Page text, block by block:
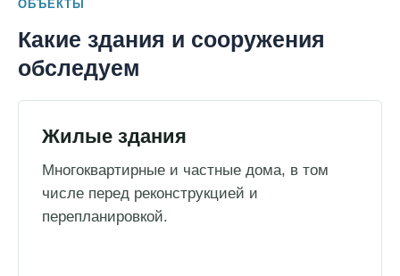
ОБЪЕКТЫ
Какие здания и сооружения
обследуем
Жилые здания
Многоквартирные и частные дома, в том
числе перед реконструкцией и
перепланировкой.